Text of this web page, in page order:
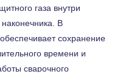
газа внутри
В
сохранение
времени и
сварочного